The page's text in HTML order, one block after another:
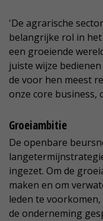
'De agrarische
belangrijke rol in
een groeiende
juiste wijze
de voor hen meest
onze core business,
Groeiambitie
De openbare
ingezet. Om de
maken en om
leden te
de onderneming